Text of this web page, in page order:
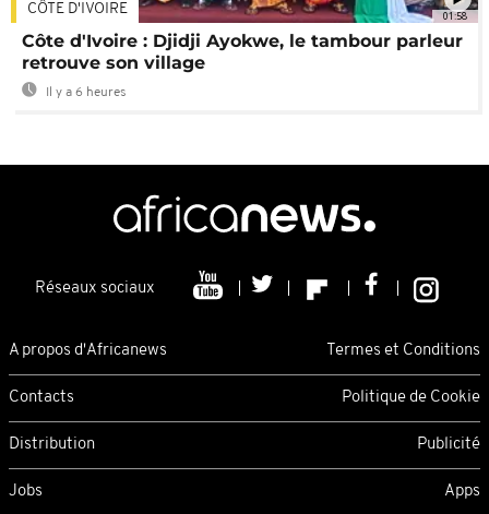
01:58
CÔTE D'IVOIRE
Côte d'Ivoire : Djidji Ayokwe, le tambour parleur
retrouve son village
Il y a 6 heures
Réseaux sociaux
A propos d'Africanews Termes et Conditions
Contacts Politique de Cookie
Distribution Publicité
Jobs Apps